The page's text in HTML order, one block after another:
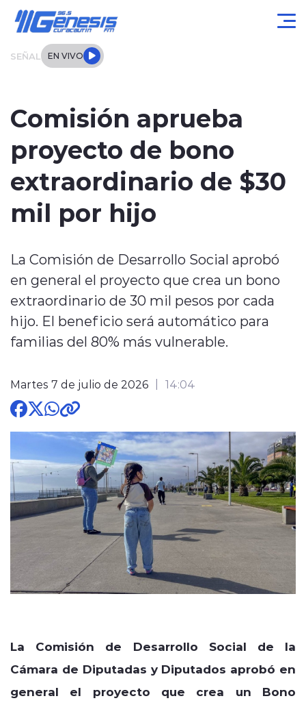
SEÑAL EN VIVO
Regional
Tendencias
Entrevistas
Deportes
Comisión aprueba
proyecto de bono
extraordinario de $30
mil por hijo
La Comisión de Desarrollo Social aprobó
en general el proyecto que crea un bono
extraordinario de 30 mil pesos por cada
hijo. El beneficio será automático para
familias del 80% más vulnerable.
Martes 7 de julio de 2026 14:04
La Comisión de Desarrollo Social de la
Cámara de Diputadas y Diputados aprobó en
general el proyecto que crea un Bono